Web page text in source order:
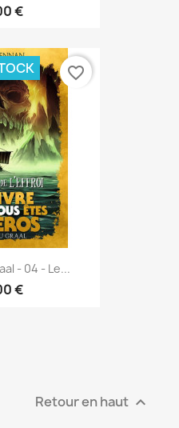
€
- 04 - Le...
€
favorite_border
Retour en haut 